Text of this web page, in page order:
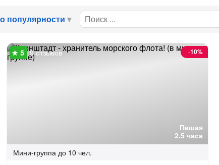
популярности
Пешая
2.5 часа
-10%
9 отзывов
Мини-группа до 10 чел.